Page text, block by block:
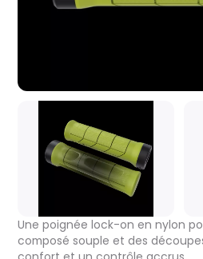
Une poignée lock-on en nylon
composé souple et des